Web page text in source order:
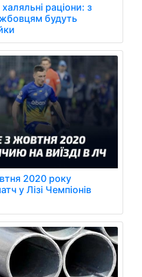
раціони: з
будуть
2020 року
у Лізі Чемпіонів